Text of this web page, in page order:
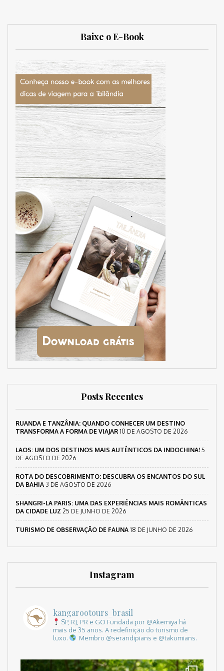
Baixe o E-Book
Posts Recentes
RUANDA E TANZÂNIA: QUANDO CONHECER UM DESTINO
TRANSFORMA A FORMA DE VIAJAR 10 DE AGOSTO DE 2026
LAOS: UM DOS DESTINOS MAIS AUTÊNTICOS DA INDOCHINA! 5
DE AGOSTO DE 2026
ROTA DO DESCOBRIMENTO: DESCUBRA OS ENCANTOS DO SUL
DA BAHIA 3 DE AGOSTO DE 2026
SHANGRI-LA PARIS: UMA DAS EXPERIÊNCIAS MAIS ROMÂNTICAS
DA CIDADE LUZ 25 DE JUNHO DE 2026
TURISMO DE OBSERVAÇÃO DE FAUNA 18 DE JUNHO DE 2026
Instagram
kangarootours_brasil
SP, RJ, PR e GO Fundada por @Akemiya há
mais de 35 anos. A redefinição do turismo de
luxo.
Membro @serandipians e @takumians.